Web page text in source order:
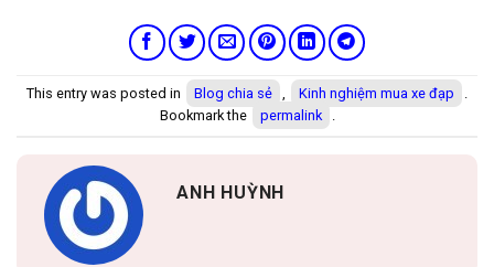
This entry was posted in Blog chia sẻ , Kinh nghiệm mua xe đạp
.
Bookmark the
permalink .
ANH HUỲNH